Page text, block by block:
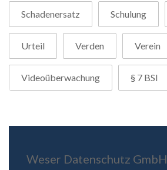
Schadenersatz Schulung
Urteil Verden Verein
Videoüberwachung § 7 BSI
Weser Datenschutz GmbH